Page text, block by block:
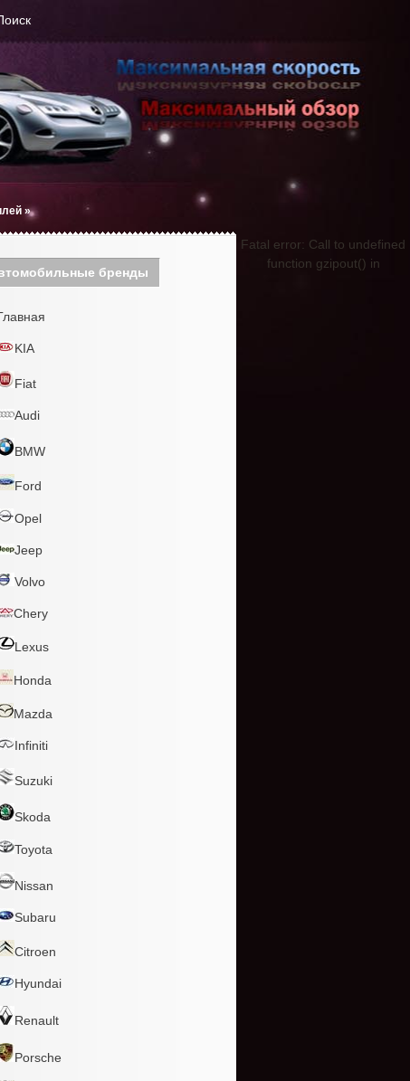
»
бренды
KIA
Fiat
Audi
BMW
Ford
Opel
Jeep
Volvo
Chery
Lexus
Honda
Mazda
Infiniti
Suzuki
Skoda
Toyota
Nissan
Subaru
Citroen
Hyundai
Renault
Porsche
Fatal error: Call to undefined
function gzipout() in